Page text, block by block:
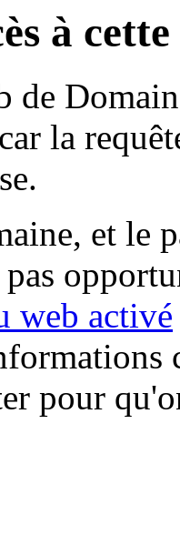
à
de
la
et le
web activé
pour